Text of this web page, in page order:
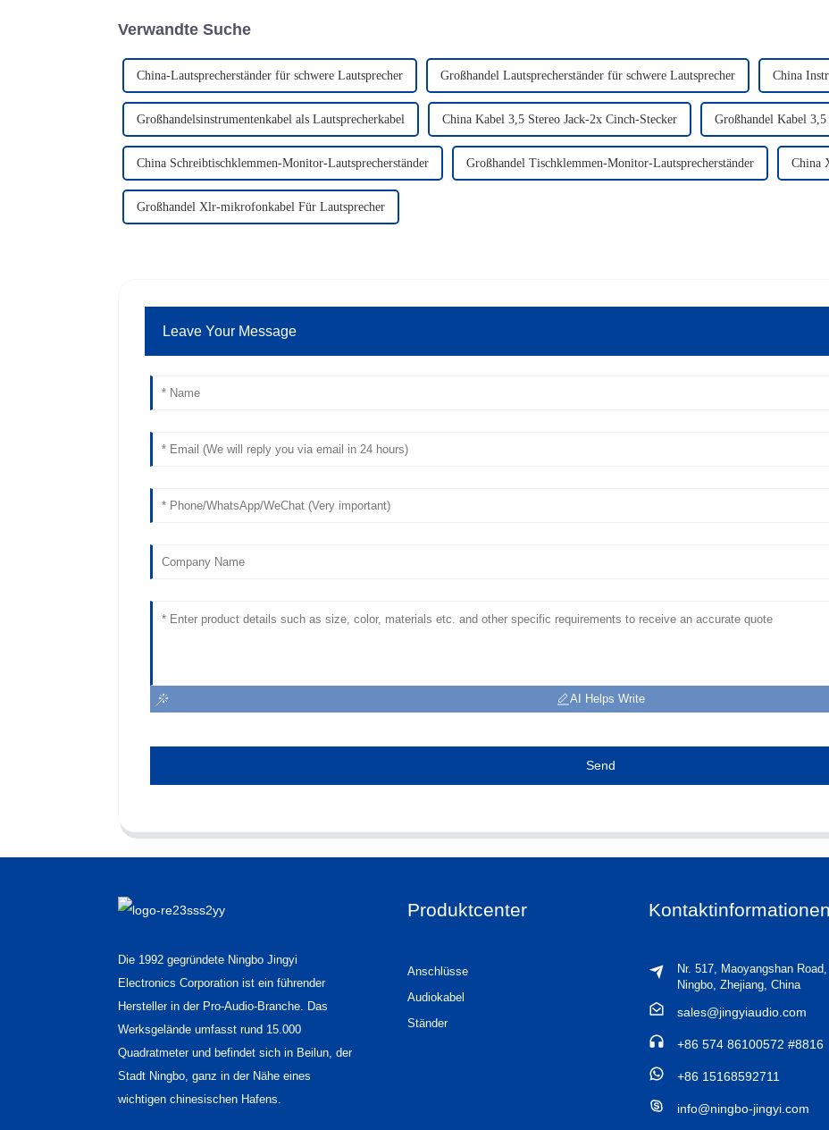
Verwandte Suche
China-Lautsprecherständer für schwere Lautsprecher Großhandel Lautsprecherständer für schwere Lautsprecher China
Großhandelsinstrumentenkabel als Lautsprecherkabel China Kabel 3,5 Stereo Jack-2x Cinch-Stecker Großhandel Kabel
China Schreibtischklemmen-Monitor-Lautsprecherständer Großhandel Tischklemmen-Monitor-Lautsprecherständer China
Großhandel Xlr-mikrofonkabel Für Lautsprecher
Leave Your Message
AI Helps Write
Send
Die 1992 gegründete Ningbo Jingyi
Electronics Corporation ist ein führender
Hersteller in der Pro-Audio-Branche. Das
Werksgelände umfasst rund 15.000
Quadratmeter und befindet sich in Beilun, der
Stadt Ningbo, ganz in der Nähe eines
wichtigen chinesischen Hafens.
Produktcenter
Anschlüsse
Audiokabel
Ständer
Kontaktinformationen
Nr. 517, Maoyangshan Road,
Ningbo, Zhejiang, China
sales@jingyiaudio.com
+86 574 86100572 #8816
+86 15168592711
info@ningbo-jingyi.com